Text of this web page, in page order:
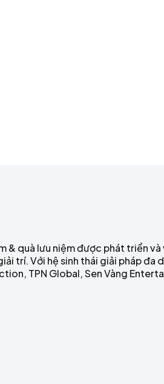
& quà lưu niệm được phát triển
trí. Với hệ sinh thái giải pháp đa
TPN Global, Sen Vàng